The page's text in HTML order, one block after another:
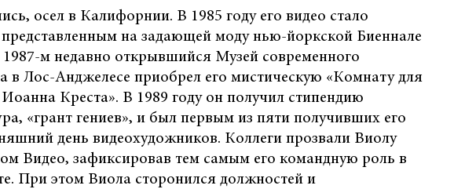
осел в Калифорнии. В 1985 году его видео стало
на задающей моду нью-йоркской Биеннале
м недавно открывшийся Музей современного
в Лос-Анджелесе приобрел его мистическую «Комнату для
Креста». В 1989 году он получил стипендию
«грант гениев», и был первым из пяти получивших его
день видеохудожников. Коллеги прозвали Виолу
Видео, зафиксировав тем самым его командную роль в
При этом Виола сторонился должностей и